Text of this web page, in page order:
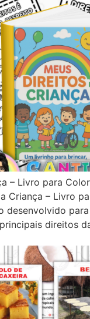
– Livro para
Criança – Livro
desenvolvido
direitos